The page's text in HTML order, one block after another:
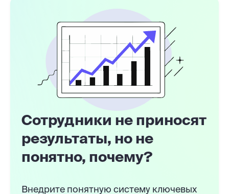
Сотрудники не приносят
результаты, но не
понятно, почему?
Внедрите понятную систему ключевых